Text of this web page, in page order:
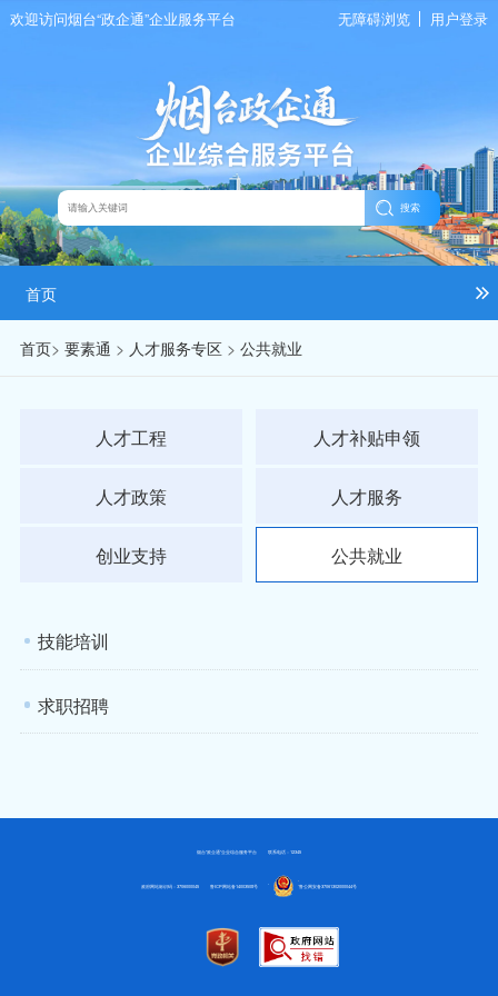
欢迎访问烟台“政企通”企业服务平台 无障碍浏览 用户登录
搜索
首页
首页> 要素通 > 人才服务专区 > 公共就业
人才工程 人才补贴申领
人才政策 人才服务
创业支持 公共就业
技能培训
求职招聘
烟台“政企通”企业综合服务平台 联系电话：12345
政府网站标识码：3706000045 鲁ICP网站备14003508号 鲁公网安备37061302000044号